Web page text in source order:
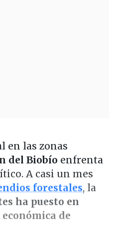
en las zonas
del Biobío enfrenta
A casi un mes
forestales, la
ha puesto en
de